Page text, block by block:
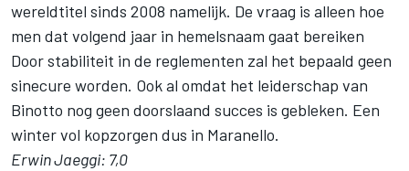
wereldtitel sinds 2008 namelijk. De vraag is alleen hoe
men dat volgend jaar in hemelsnaam gaat bereiken
Door stabiliteit in de reglementen zal het bepaald geen
sinecure worden. Ook al omdat het leiderschap van
Binotto nog geen doorslaand succes is gebleken. Een
winter vol kopzorgen dus in Maranello.
Erwin Jaeggi: 7,0